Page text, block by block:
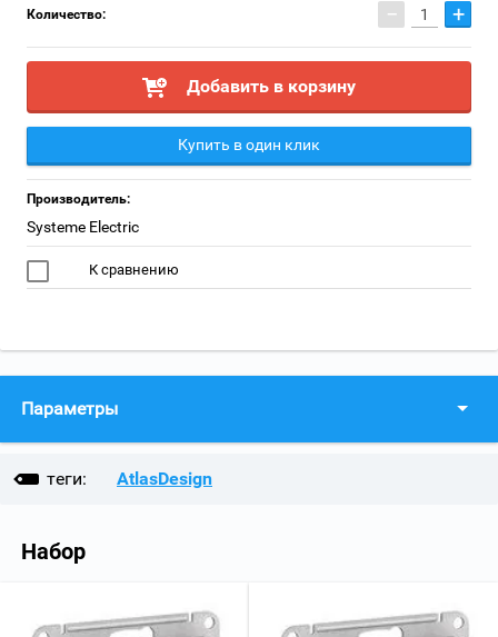
Количество: − +
Добавить в корзину
Купить в один клик
Производитель:
Systeme Electric
К сравнению
Параметры
теги: AtlasDesign
Набор